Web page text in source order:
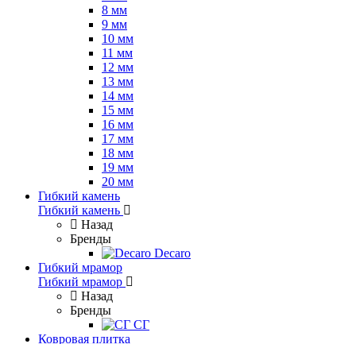
8 мм
9 мм
10 мм
11 мм
12 мм
13 мм
14 мм
15 мм
16 мм
17 мм
18 мм
19 мм
20 мм
Гибкий камень
Гибкий камень
Назад
Бренды
Decaro
Гибкий мрамор
Гибкий мрамор
Назад
Бренды
СГ
Ковровая плитка